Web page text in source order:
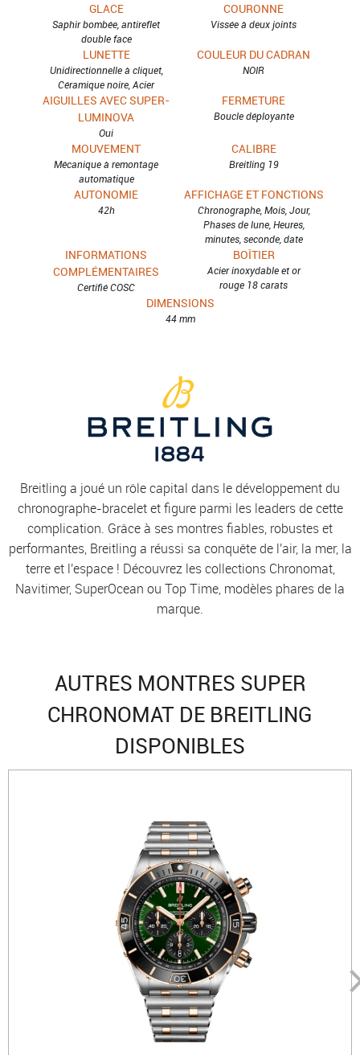
GLACE
Saphir bombée, antireflet
double face
COURONNE
Vissée à deux joints
LUNETTE
Unidirectionnelle à cliquet,
Céramique noire, Acier
COULEUR DU CADRAN
NOIR
AIGUILLES AVEC SUPER-
LUMINOVA
Oui
FERMETURE
Boucle déployante
MOUVEMENT
Mécanique à remontage
automatique
CALIBRE
Breitling 19
AUTONOMIE
42h
AFFICHAGE ET FONCTIONS
Chronographe, Mois, Jour,
Phases de lune, Heures,
minutes, seconde, date
INFORMATIONS
COMPLÉMENTAIRES
Certifié COSC
BOÎTIER
Acier inoxydable et or
rouge 18 carats
DIMENSIONS
44 mm
Breitling a joué un rôle capital dans le développement du
chronographe-bracelet et figure parmi les leaders de cette
complication. Grâce à ses montres fiables, robustes et
performantes, Breitling a réussi sa conquête de l'air, la mer, la
terre et l'espace ! Découvrez les collections Chronomat,
Navitimer, SuperOcean ou Top Time, modèles phares de la
marque.
AUTRES MONTRES SUPER
CHRONOMAT DE BREITLING
DISPONIBLES